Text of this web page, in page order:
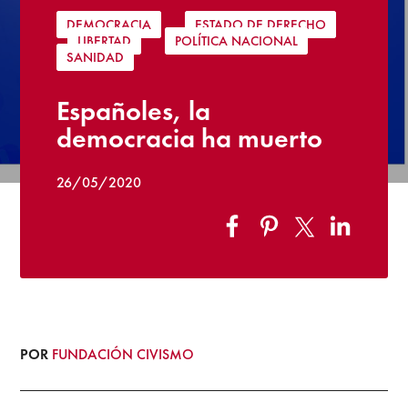
DEMOCRACIA | ESTADO DE DERECHO
| LIBERTAD | POLÍTICA NACIONAL
|
SANIDAD
Españoles, la
democracia ha muerto
26/05/2020
POR FUNDACIÓN CIVISMO